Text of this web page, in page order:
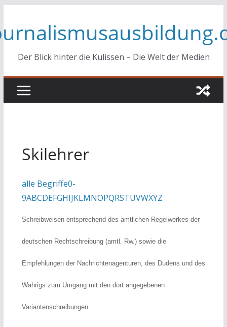
springen
Der Blick hinter die Kulissen – Die Welt der Medien
Skilehrer
alle Begriffe0-
9ABCDEFGHIJKLMNOPQRSTUVWXYZ
Schreibweisen entsprechend des amtlichen Regelwerkes der
deutschen Rechtschreibung (amtl. Rw.) sowie die
Empfehlungen der Nachrichtenagenturen, des Dudens und des
Wahrigs zum Umgang mit den dort angegebenen
Variantenschreibungen.